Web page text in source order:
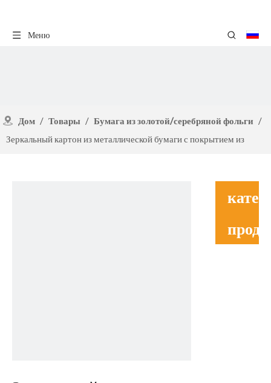
Меню
Дом / Товары / Бумага из золотой/серебряной фольги /
Зеркальный картон из металлической бумаги с покрытием из